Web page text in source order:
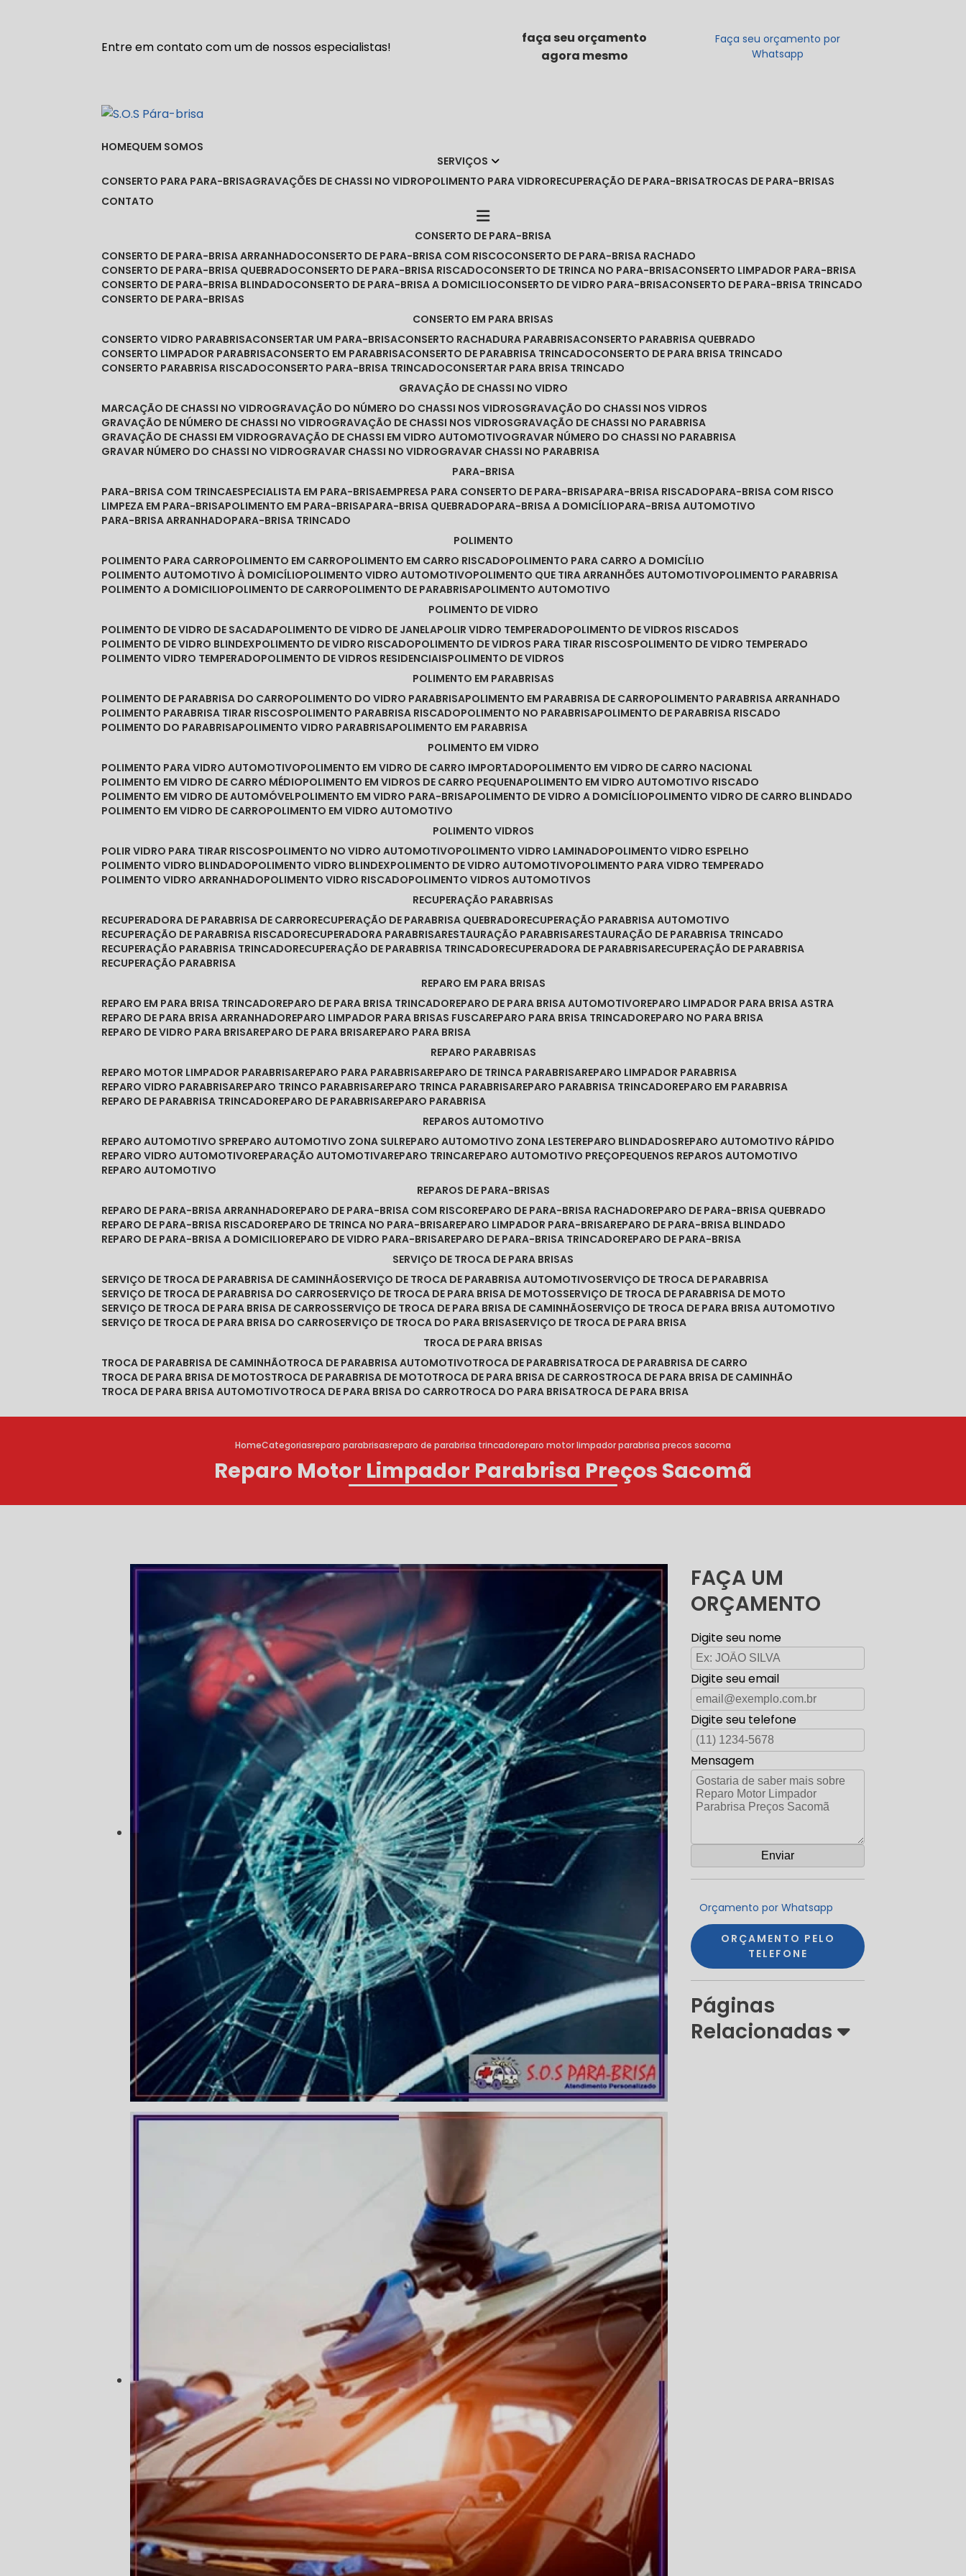
Entre em contato com um de nossos especialistas!
faça seu orçamento
agora mesmo
Faça seu orçamento por
Whatsapp
HOME
QUEM SOMOS
SERVIÇOS
CONSERTO PARA PARA-BRISA
GRAVAÇÕES DE CHASSI NO VIDRO POLIMENTO PARA VIDRO RECUPERAÇÃO DE PARA-BRISA TROCAS DE PARA-BRISAS
CONTATO
CONSERTO DE PARA-BRISA
CONSERTO DE PARA-BRISA ARRANHADO
CONSERTO DE PARA-BRISA COM RISCO
CONSERTO DE PARA-BRISA RACHADO
CONSERTO DE PARA-BRISA QUEBRADO
CONSERTO DE PARA-BRISA RISCADO CONSERTO DE TRINCA NO PARA-BRISA CONSERTO LIMPADOR PARA-BRISA
CONSERTO DE PARA-BRISA BLINDADO
CONSERTO DE PARA-BRISA A DOMICILIO CONSERTO DE VIDRO PARA-BRISA CONSERTO DE PARA-BRISA TRINCADO
CONSERTO DE PARA-BRISAS
CONSERTO EM PARA BRISAS
CONSERTO VIDRO PARABRISA CONSERTAR UM PARA-BRISA CONSERTO RACHADURA PARABRISA CONSERTO PARABRISA QUEBRADO
CONSERTO LIMPADOR PARABRISA CONSERTO EM PARABRISA CONSERTO DE PARABRISA TRINCADO
CONSERTO DE PARA BRISA TRINCADO
CONSERTO PARABRISA RISCADO
CONSERTO PARA-BRISA TRINCADO
CONSERTAR PARA BRISA TRINCADO
GRAVAÇÃO DE CHASSI NO VIDRO
MARCAÇÃO DE CHASSI NO VIDRO
GRAVAÇÃO DO NÚMERO DO CHASSI NOS VIDROS
GRAVAÇÃO DO CHASSI NOS VIDROS
GRAVAÇÃO DE NÚMERO DE CHASSI NO VIDRO
GRAVAÇÃO DE CHASSI NOS VIDROS
GRAVAÇÃO DE CHASSI NO PARABRISA
GRAVAÇÃO DE CHASSI EM VIDRO
GRAVAÇÃO DE CHASSI EM VIDRO AUTOMOTIVO
GRAVAR NÚMERO DO CHASSI NO PARABRISA
GRAVAR NÚMERO DO CHASSI NO VIDRO
GRAVAR CHASSI NO VIDRO
GRAVAR CHASSI NO PARABRISA
PARA-BRISA
PARA-BRISA COM TRINCA ESPECIALISTA EM PARA-BRISA EMPRESA PARA CONSERTO DE PARA-BRISA PARA-BRISA RISCADO PARA-BRISA COM RISCO
LIMPEZA EM PARA-BRISA POLIMENTO EM PARA-BRISA PARA-BRISA QUEBRADO PARA-BRISA A DOMICÍLIO PARA-BRISA AUTOMOTIVO
PARA-BRISA ARRANHADO PARA-BRISA TRINCADO
POLIMENTO
POLIMENTO PARA CARRO POLIMENTO EM CARRO POLIMENTO EM CARRO RISCADO POLIMENTO PARA CARRO A DOMICÍLIO
POLIMENTO AUTOMOTIVO À DOMICÍLIO POLIMENTO VIDRO AUTOMOTIVO POLIMENTO QUE TIRA ARRANHÕES AUTOMOTIVO POLIMENTO PARABRISA
POLIMENTO A DOMICILIO POLIMENTO DE CARRO POLIMENTO DE PARABRISA POLIMENTO AUTOMOTIVO
POLIMENTO DE VIDRO
POLIMENTO DE VIDRO DE SACADA POLIMENTO DE VIDRO DE JANELA POLIR VIDRO TEMPERADO POLIMENTO DE VIDROS RISCADOS
POLIMENTO DE VIDRO BLINDEX POLIMENTO DE VIDRO RISCADO POLIMENTO DE VIDROS PARA TIRAR RISCOS POLIMENTO DE VIDRO TEMPERADO
POLIMENTO VIDRO TEMPERADO POLIMENTO DE VIDROS RESIDENCIAIS POLIMENTO DE VIDROS
POLIMENTO EM PARABRISAS
POLIMENTO DE PARABRISA DO CARRO POLIMENTO DO VIDRO PARABRISA POLIMENTO EM PARABRISA DE CARRO POLIMENTO PARABRISA ARRANHADO
POLIMENTO PARABRISA TIRAR RISCOS POLIMENTO PARABRISA RISCADO POLIMENTO NO PARABRISA POLIMENTO DE PARABRISA RISCADO
POLIMENTO DO PARABRISA POLIMENTO VIDRO PARABRISA POLIMENTO EM PARABRISA
POLIMENTO EM VIDRO
POLIMENTO PARA VIDRO AUTOMOTIVO POLIMENTO EM VIDRO DE CARRO IMPORTADO POLIMENTO EM VIDRO DE CARRO NACIONAL
POLIMENTO EM VIDRO DE CARRO MÉDIO POLIMENTO EM VIDROS DE CARRO PEQUENA POLIMENTO EM VIDRO AUTOMOTIVO RISCADO
POLIMENTO EM VIDRO DE AUTOMÓVEL POLIMENTO EM VIDRO PARA-BRISA POLIMENTO DE VIDRO A DOMICÍLIO POLIMENTO VIDRO DE CARRO BLINDADO
POLIMENTO EM VIDRO DE CARRO POLIMENTO EM VIDRO AUTOMOTIVO
POLIMENTO VIDROS
POLIR VIDRO PARA TIRAR RISCOS POLIMENTO NO VIDRO AUTOMOTIVO POLIMENTO VIDRO LAMINADO POLIMENTO VIDRO ESPELHO
POLIMENTO VIDRO BLINDADO POLIMENTO VIDRO BLINDEX POLIMENTO DE VIDRO AUTOMOTIVO POLIMENTO PARA VIDRO TEMPERADO
POLIMENTO VIDRO ARRANHADO POLIMENTO VIDRO RISCADO POLIMENTO VIDROS AUTOMOTIVOS
RECUPERAÇÃO PARABRISAS
RECUPERADORA DE PARABRISA DE CARRO RECUPERAÇÃO DE PARABRISA QUEBRADO RECUPERAÇÃO PARABRISA AUTOMOTIVO
RECUPERAÇÃO DE PARABRISA RISCADO RECUPERADORA PARABRISA RESTAURAÇÃO PARABRISA RESTAURAÇÃO DE PARABRISA TRINCADO
RECUPERAÇÃO PARABRISA TRINCADO RECUPERAÇÃO DE PARABRISA TRINCADO RECUPERADORA DE PARABRISA RECUPERAÇÃO DE PARABRISA
RECUPERAÇÃO PARABRISA
REPARO EM PARA BRISAS
REPARO EM PARA BRISA TRINCADO REPARO DE PARA BRISA TRINCADO REPARO DE PARA BRISA AUTOMOTIVO REPARO LIMPADOR PARA BRISA ASTRA
REPARO DE PARA BRISA ARRANHADO REPARO LIMPADOR PARA BRISAS FUSCA REPARO PARA BRISA TRINCADO REPARO NO PARA BRISA
REPARO DE VIDRO PARA BRISA REPARO DE PARA BRISA REPARO PARA BRISA
REPARO PARABRISAS
REPARO MOTOR LIMPADOR PARABRISA REPARO PARA PARABRISA REPARO DE TRINCA PARABRISA REPARO LIMPADOR PARABRISA
REPARO VIDRO PARABRISA REPARO TRINCO PARABRISA REPARO TRINCA PARABRISA REPARO PARABRISA TRINCADO REPARO EM PARABRISA
REPARO DE PARABRISA TRINCADO REPARO DE PARABRISA REPARO PARABRISA
REPAROS AUTOMOTIVO
REPARO AUTOMOTIVO SP REPARO AUTOMOTIVO ZONA SUL REPARO AUTOMOTIVO ZONA LESTE REPARO BLINDADOS REPARO AUTOMOTIVO RÁPIDO
REPARO VIDRO AUTOMOTIVO REPARAÇÃO AUTOMOTIVA REPARO TRINCA REPARO AUTOMOTIVO PREÇO PEQUENOS REPAROS AUTOMOTIVO
REPARO AUTOMOTIVO
REPAROS DE PARA-BRISAS
REPARO DE PARA-BRISA ARRANHADO REPARO DE PARA-BRISA COM RISCO REPARO DE PARA-BRISA RACHADO REPARO DE PARA-BRISA QUEBRADO
REPARO DE PARA-BRISA RISCADO REPARO DE TRINCA NO PARA-BRISA REPARO LIMPADOR PARA-BRISA REPARO DE PARA-BRISA BLINDADO
REPARO DE PARA-BRISA A DOMICILIO REPARO DE VIDRO PARA-BRISA REPARO DE PARA-BRISA TRINCADO REPARO DE PARA-BRISA
SERVIÇO DE TROCA DE PARA BRISAS
SERVIÇO DE TROCA DE PARABRISA DE CAMINHÃO SERVIÇO DE TROCA DE PARABRISA AUTOMOTIVO SERVIÇO DE TROCA DE PARABRISA
SERVIÇO DE TROCA DE PARABRISA DO CARRO SERVIÇO DE TROCA DE PARA BRISA DE MOTOS SERVIÇO DE TROCA DE PARABRISA DE MOTO
SERVIÇO DE TROCA DE PARA BRISA DE CARROS SERVIÇO DE TROCA DE PARA BRISA DE CAMINHÃO SERVIÇO DE TROCA DE PARA BRISA AUTOMOTIVO
SERVIÇO DE TROCA DE PARA BRISA DO CARRO SERVIÇO DE TROCA DO PARA BRISA SERVIÇO DE TROCA DE PARA BRISA
TROCA DE PARA BRISAS
TROCA DE PARABRISA DE CAMINHÃO TROCA DE PARABRISA AUTOMOTIVO TROCA DE PARABRISA TROCA DE PARABRISA DE CARRO
TROCA DE PARA BRISA DE MOTOS TROCA DE PARABRISA DE MOTO TROCA DE PARA BRISA DE CARROS TROCA DE PARA BRISA DE CAMINHÃO
TROCA DE PARA BRISA AUTOMOTIVO TROCA DE PARA BRISA DO CARRO TROCA DO PARA BRISA TROCA DE PARA BRISA
HomeCategoriasreparo parabrisasreparo de parabrisa trincadoreparo motor limpador parabrisa precos sacoma
Reparo Motor Limpador Parabrisa Preços Sacomã
FAÇA UM
ORÇAMENTO
Digite seu nome
Digite seu email
Digite seu telefone
Mensagem
Orçamento por Whatsapp
ORÇAMENTO PELO
TELEFONE
Páginas
Relacionadas